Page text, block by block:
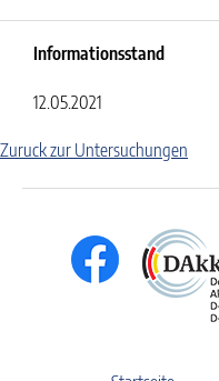
Informationsstand
12.05.2021
Zuruck zur Untersuchungen